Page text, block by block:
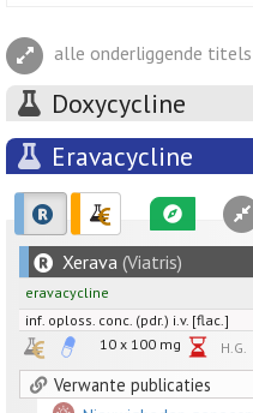
alle onderliggende
Doxycycline
Eravacycline
Xerava (Viatris)
eravacycline
inf. oploss. conc. (pdr.) i.v. [flac.]
10 x 100 mg H.G.
Verwante publicaties